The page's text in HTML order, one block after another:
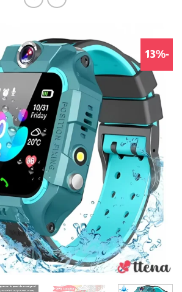
-13%